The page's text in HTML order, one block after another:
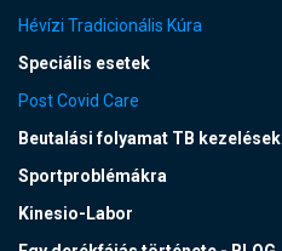
Hévízi Tradicionális Kúra
Speciális esetek
Post Covid Care
Beutalási folyamat TB kezelések
Sportproblémákra
Kinesio-Labor